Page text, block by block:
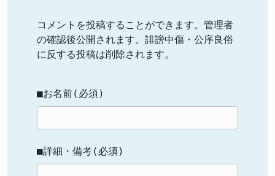
コメントを投稿することができます。管理者
の確認後公開されます。誹謗中傷・公序良俗
に反する投稿は削除されます。
■お名前(必須)
■詳細・備考(必須)